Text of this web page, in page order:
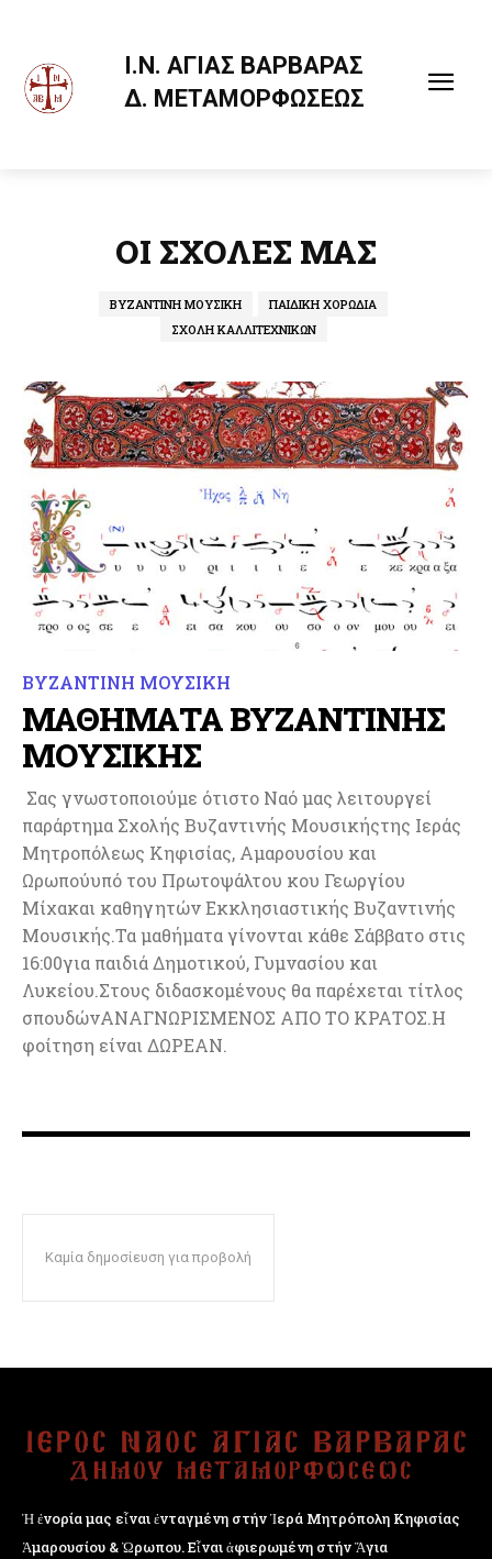
Ι.Ν. ΑΓΙΑΣ ΒΑΡΒΑΡΑΣ
Δ. ΜΕΤΑΜΟΡΦΩΣΕΩΣ
ΟΙ ΣΧΟΛΕΣ ΜΑΣ
ΒΥΖΑΝΤΙΝΗ ΜΟΥΣΙΚΗ
ΠΑΙΔΙΚΗ ΧΟΡΩΔΙΑ
ΣΧΟΛΗ ΚΑΛΛΙΤΕΧΝΙΚΩΝ
ΒΥΖΑΝΤΙΝΗ ΜΟΥΣΙΚΗ
ΜΑΘΗΜΑΤΑ ΒΥΖΑΝΤΙΝΗΣ
ΜΟΥΣΙΚΗΣ
Σας γνωστοποιούμε ότιστο Ναό μας λειτουργεί
παράρτημα Σχολής Βυζαντινής Μουσικήςτης Ιεράς
Μητροπόλεως Κηφισίας, Αμαρουσίου και
Ωρωπούυπό του Πρωτοψάλτου κου Γεωργίου
Μίχακαι καθηγητών Εκκλησιαστικής Βυζαντινής
Μουσικής.Τα μαθήματα γίνονται κάθε Σάββατο στις
16:00για παιδιά Δημοτικού, Γυμνασίου και
Λυκείου.Στους διδασκομένους θα παρέχεται τίτλος
σπουδώνΑΝΑΓΝΩΡΙΣΜΕΝΟΣ ΑΠΟ ΤΟ ΚΡΑΤΟΣ.Η
φοίτηση είναι ΔΩΡΕΑΝ.
Καμία δημοσίευση για προβολή
Ἡ ἐνορία μας εἶναι ἐνταγμένη στήν Ἱερά Μητρόπολη Κηφισίας
Ἁμαρουσίου & Ὠρωπου. Εἶναι ἀφιερωμένη στήν Ἅγια